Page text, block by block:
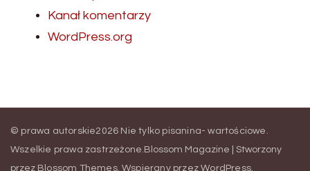
Kanał komentarzy
WordPress.org
© prawa autorskie2026 Nie tylko pisanina- wartościowe .
Wszelkie prawa zastrzeżone. Blossom Magazine | Stworzony
przez Blossom Themes. Wspierany przezWordPress.